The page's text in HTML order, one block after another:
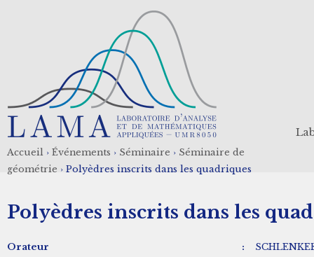
Fil
Accueil › Événements › Séminaire › Séminaire de
géométrie › Polyèdres inscrits dans les quadriques
Polyèdres inscrits dans les
Orateur :